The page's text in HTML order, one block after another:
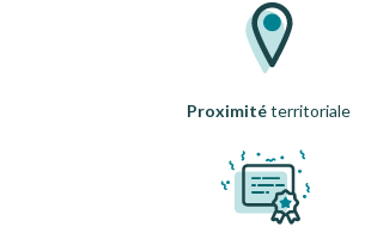
Proximitéterritoriale